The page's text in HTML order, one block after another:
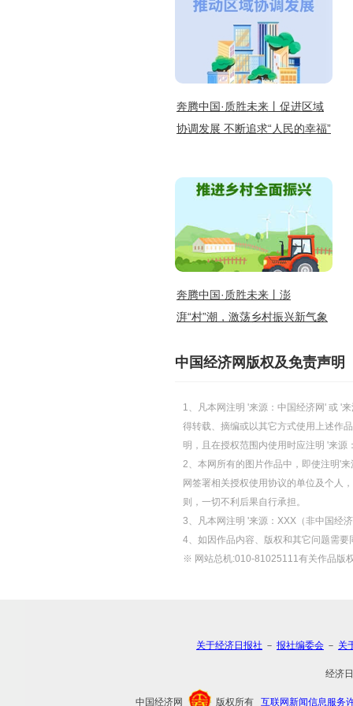
奔腾中国·质胜未来丨促进区域
协调发展 不断追求“人民的幸福”
奔腾中国·质胜未来丨澎
湃“村”潮，激荡乡村振兴新气象
中国经济网版权及免责声明
1、凡本网注明 '来源：中国经济网' 或 '
得转载、摘编或以其它方式使用上述作
明，且在授权范围内使用时应注明 '来
2、本网所有的图片作品中，即使注明'
网签署相关授权使用协议的单位及个人
则，一切不利后果自行承担。
3、凡本网注明 '来源：XXX（非中国经
4、如因作品内容、版权和其它问题需
※ 网站总机:010-81025111有关作品版
关于经济日报社 － 报社编委会 － 关
经济
中国经济网 版权所有 互联网新闻信息服务